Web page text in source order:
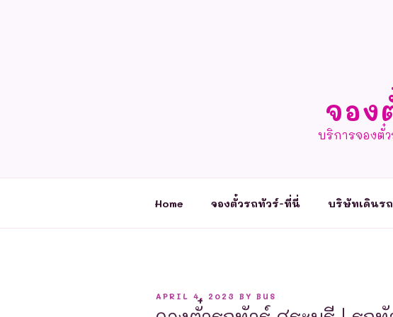
จอง
บริการจองตั๋
Home จองตั๋วรถทัวร์-ที่นี่ บริษัทเดินร
POSTED
APRIL 4, 2023 BY BUS